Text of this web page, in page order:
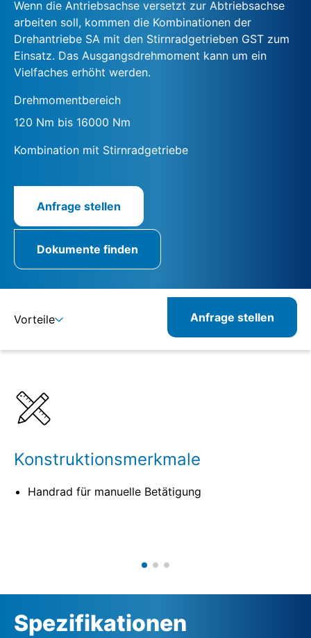
Wenn die Antriebsachse versetzt zur Abtriebsachse
arbeiten soll, kommen die Kombinationen der
Drehantriebe SA mit den Stirnradgetrieben GST zum
Einsatz. Das Ausgangsdrehmoment kann um ein
Vielfaches erhöht werden.
Drehmomentbereich
120 Nm bis 16000 Nm
Kombination mit Stirnradgetriebe
Anfrage stellen
Dokumente finden
Vorteile
Verwandte Produkte
Anfrage stellen
Konstruktionsmerkmale
Handrad für manuelle Betätigung
Spezifikationen